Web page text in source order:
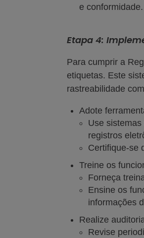
e conformidade.
Etapa 4:
Para cumprir a
etiquetas. Este
rastreabilidade
Adote
Use
registros
Certifique-se
Treine os
Forneça
Ensine os
informações
Realize
Revise